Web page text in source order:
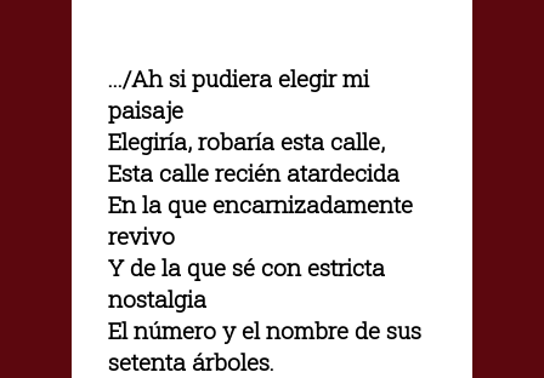
.../Ah si pudiera elegir mi
paisaje
Elegiría, robaría esta calle,
Esta calle recién atardecida
En la que encarnizadamente
revivo
Y de la que sé con estricta
nostalgia
El número y el nombre de sus
setenta árboles.